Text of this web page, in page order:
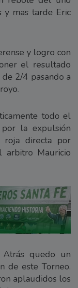
y mas tarde Eric
y logro con
el resultado
2/4 pasando a
todo el
la expulsión
roja directa por
arbitro Mauricio
Atrás quedo un
de este Torneo.
aplaudidos los